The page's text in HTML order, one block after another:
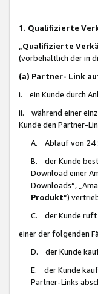
1. Qualifizierte
Qualifizierte
(vorbehaltlich der in
(a) Partner- Link
i. ein Kunde durch
ii. während einer
Kunde den Partner-
A. Ablauf von 24
B. der Kunde
Download einer
Downloads“,
Produkt“)
C. der Kunde ruft
einer der folgenden
D. der Kunde
E. der Kunde
Partner-Links